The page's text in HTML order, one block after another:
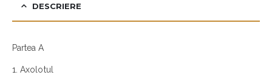
DESCRIERE
Partea A
1. Axolotul